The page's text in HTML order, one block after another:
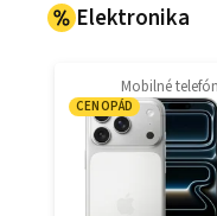
Elektronika
Mobilné
CENOPÁD